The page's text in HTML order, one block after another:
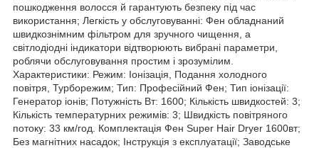
пошкодження волосся й гарантують безпеку під час
використання; Легкість у обслуговуванні: Фен обладнаний
швидкознімним фільтром для зручного чищення, а
світлодіодні індикатори відтворюють вибрані параметри,
роблячи обслуговування простим і зрозумілим.
Характеристики: Режим: Іонізація, Подання холодного
повітря, Турборежим; Тип: Професійний Фен; Тип іонізації:
Генератор іонів; Потужність Вт: 1600; Кількість швидкостей: 3;
Кількість температурних режимів: 3; Швидкість повітряного
потоку: 33 км/год. Комплектація Фен Super Hair Dryer 1600вт;
Без магнітних насадок; Інструкція з експлуатації; Заводське